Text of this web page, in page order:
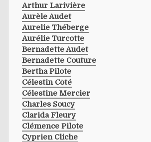
Arthur Larivière
Aurèle Audet
Aurelie Théberge
Aurélie Turcotte
Bernadette Audet
Bernadette Couture
Bertha Pilote
Célestin Côté
Célestine Mercier
Charles Soucy
Clarida Fleury
Clémence Pilote
Cyprien Cliche